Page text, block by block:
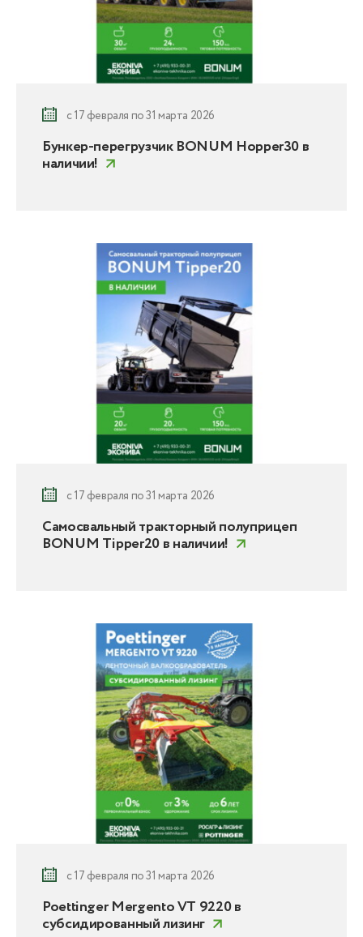
с 17 февраля по 31 марта 2026
Бункер-перегрузчик BONUM Hopper30 в
наличии!
с 17 февраля по 31 марта 2026
Самосвальный тракторный полуприцеп
BONUM Tipper20 в наличии!
с 17 февраля по 31 марта 2026
Poettinger Mergento VT 9220 в
субсидированный лизинг